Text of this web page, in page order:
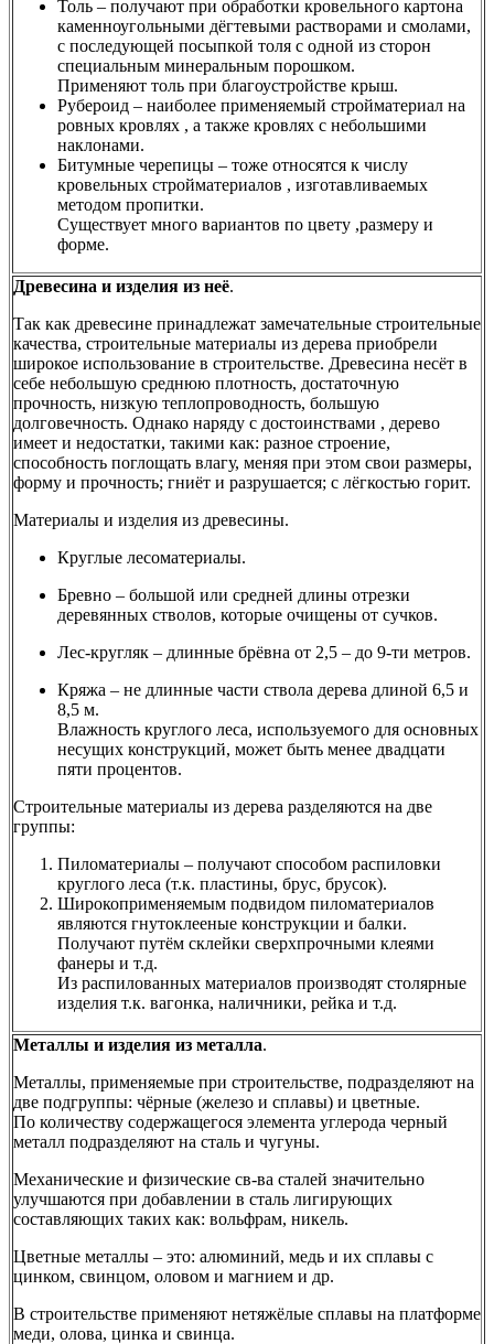
Толь – получают при обработки кровельного картона
каменноугольными дёгтевыми растворами и смолами,
с последующей посыпкой толя с одной из сторон
специальным минеральным порошком.
Применяют толь при благоустройстве крыш.
Рубероид – наиболее применяемый стройматериал на
ровных кровлях , а также кровлях с небольшими
наклонами.
Битумные черепицы – тоже относятся к числу
кровельных стройматериалов , изготавливаемых
методом пропитки.
Существует много вариантов по цвету ,размеру и
форме.
Древесина и изделия из неё.
Так как древесине принадлежат замечательные строительные
качества, строительные материалы из дерева приобрели
широкое использование в строительстве. Древесина несёт в
себе небольшую среднюю плотность, достаточную
прочность, низкую теплопроводность, большую
долговечность. Однако наряду с достоинствами , дерево
имеет и недостатки, такими как: разное строение,
способность поглощать влагу, меняя при этом свои размеры,
форму и прочность; гниёт и разрушается; с лёгкостью горит.
Материалы и изделия из древесины.
Круглые лесоматериалы.
Бревно – большой или средней длины отрезки
деревянных стволов, которые очищены от сучков.
Лес-кругляк – длинные брёвна от 2,5 – до 9-ти метров.
Кряжа – не длинные части ствола дерева длиной 6,5 и
8,5 м.
Влажность круглого леса, используемого для основных
несущих конструкций, может быть менее двадцати
пяти процентов.
Строительные материалы из дерева разделяются на две
группы:
Пиломатериалы – получают способом распиловки
круглого леса (т.к. пластины, брус, брусок).
Широкоприменяемым подвидом пиломатериалов
являются гнутоклееные конструкции и балки.
Получают путём склейки сверхпрочными клеями
фанеры и т.д.
Из распилованных материалов производят столярные
изделия т.к. вагонка, наличники, рейка и т.д.
Металлы и изделия из металла.
Металлы, применяемые при строительстве, подразделяют на
две подгруппы: чёрные (железо и сплавы) и цветные.
По количеству содержащегося элемента углерода черный
металл подразделяют на сталь и чугуны.
Механические и физические св-ва сталей значительно
улучшаются при добавлении в сталь лигирующих
составляющих таких как: вольфрам, никель.
Цветные металлы – это: алюминий, медь и их сплавы с
цинком, свинцом, оловом и магнием и др.
В строительстве применяют нетяжёлые сплавы на платформе
меди, олова, цинка и свинца.